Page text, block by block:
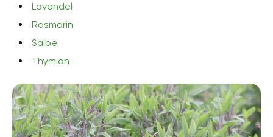
Lavendel
Rosmarin
Salbei
Thymian